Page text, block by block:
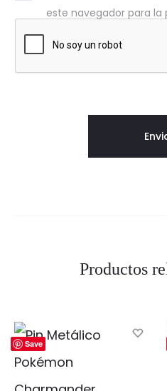
este navegador para
Productos
Save